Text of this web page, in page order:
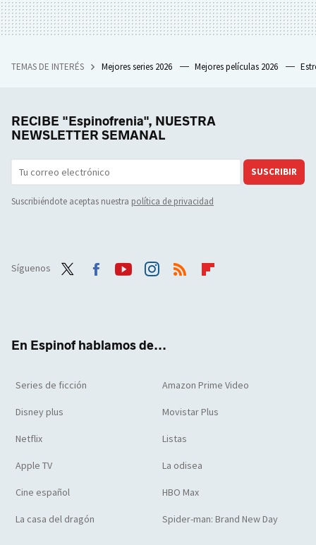
TEMAS DE INTERÉS Mejores series 2026 Mejores películas 2026
RECIBE "Espinofrenia", NUESTRA
NEWSLETTER SEMANAL
SUSCRIBIR
Suscribiéndote aceptas nuestra política de privacidad
Síguenos
En Espinof hablamos de...
Series de ficción Amazon Prime Video
Disney plus Movistar Plus
Netflix Listas
Apple TV La odisea
Cine español HBO Max
La casa del dragón Spider-man: Brand New Day